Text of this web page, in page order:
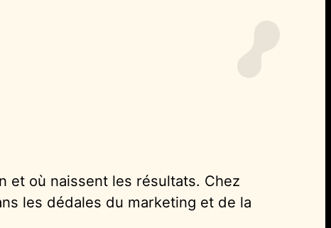
et où naissent les résultats. Chez
les dédales du marketing et de la